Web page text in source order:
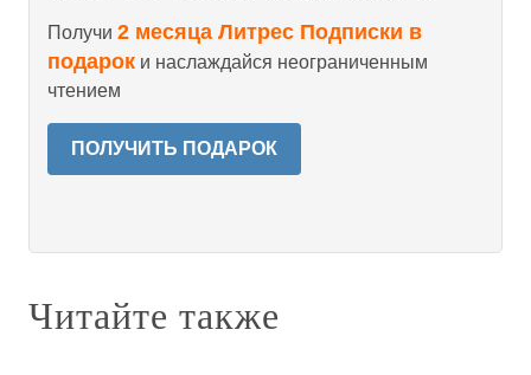
Получи 2 месяца Литрес Подписки в
подарок и наслаждайся неограниченным
чтением
ПОЛУЧИТЬ ПОДАРОК
Читайте также